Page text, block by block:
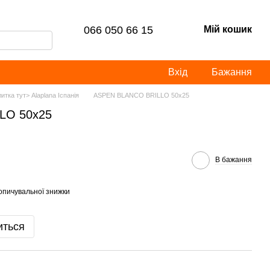
066 050 66 15 Мій кошик
Вхід Бажання
тут> Alaplana Іспанія ASPEN BLANCO BRILLO 50x25
50x25
В бажання
знижки